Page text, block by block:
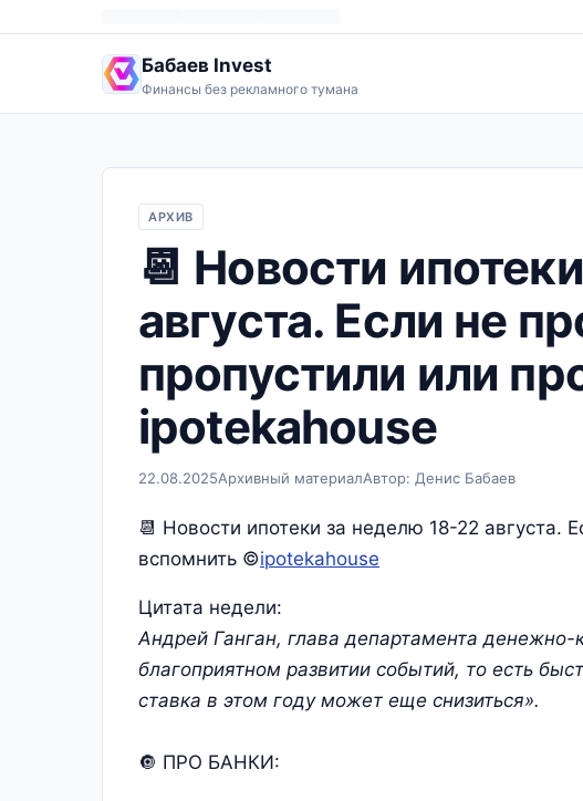
Бабаев Invest
Финансы без рекламного тумана
АРХИВ
📆 Новости
августа. Если не
пропустили или
ipotekahouse
22.08.2025Архивный материалАвтор: Денис Бабаев
📆 Новости ипотеки за неделю 18-22 августа.
вспомнить ©ipotekahouse
Цитата недели:
Андрей Ганган, глава департамента
благоприятном развитии событий, то есть
ставка в этом году может еще снизиться».
🔘 ПРО БАНКИ: